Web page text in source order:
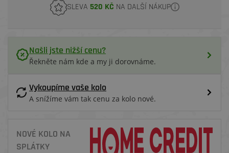
SLEVA 520 KČ NA DALŠÍ NÁKUP
Našli jste nižší cenu?
Řekněte nám kde a my ji dorovnáme.
Vykoupíme vaše kolo
A snížíme vám tak cenu za kolo nové.
NOVÉ KOLO NA
SPLÁTKY